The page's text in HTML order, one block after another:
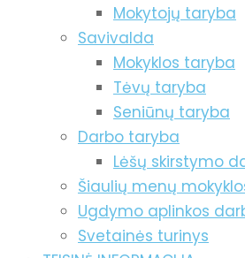
Mokytojų taryba
Savivalda
Mokyklos taryba
Tėvų taryba
Seniūnų taryba
Darbo taryba
Lėšų skirstymo
Šiaulių menų
Ugdymo aplinkos
Svetainės turinys